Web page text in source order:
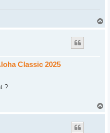
a
Classic 2025
?